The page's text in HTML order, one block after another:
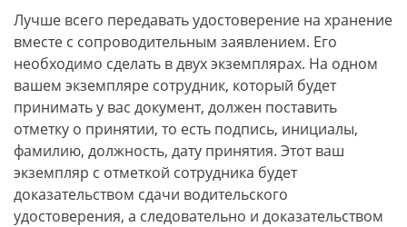
Лучше всего передавать удостоверение на хранение
вместе с сопроводительным заявлением. Его
необходимо сделать в двух экземплярах. На одном
вашем экземпляре сотрудник, который будет
принимать у вас документ, должен поставить
отметку о принятии, то есть подпись, инициалы,
фамилию, должность, дату принятия. Этот ваш
экземпляр с отметкой сотрудника будет
доказательством сдачи водительского
удостоверения, а следовательно и доказательством